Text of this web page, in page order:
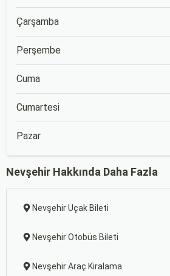
Çarşamba
Perşembe
Cuma
Cumartesi
Pazar
Nevşehir Hakkında Daha Fazla
Nevşehir Uçak Bileti
Nevşehir Otobüs Bileti
Nevşehir Araç Kiralama